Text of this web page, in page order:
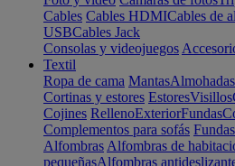
Cables Cables HDMICables de
USBCables Jack
Consolas y videojuegos
Textil
Ropa de cama MantasAlmohadas
Cortinas y estores EstoresVisillos
Cojines RellenoExteriorFundas
Complementos para sofás
Alfombras Alfombras de
pequeñasAlfombras